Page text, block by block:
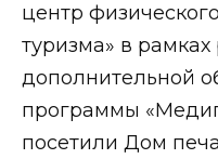
центр
туризма» в
дополнительной
программы
посетили Дом